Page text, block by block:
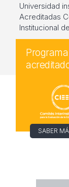
Universidad
Acreditadas
Institucional
Programa
SABER